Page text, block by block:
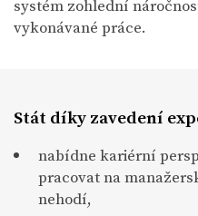
systém zohlední
vykonávané práce.
Stát díky zavedení
nabídne kariérní
pracovat na
nehodí,